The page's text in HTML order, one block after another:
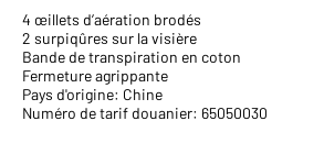
4 œillets d’aération brodés
2 surpiqûres sur la visière
Bande de transpiration en coton
Fermeture agrippante
Pays d'origine: Chine
Numéro de tarif douanier: 65050030